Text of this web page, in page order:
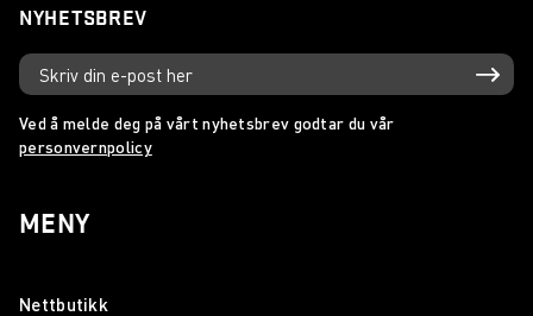
NYHETSBREV
Ved å melde deg på vårt nyhetsbrev godtar du vår
personvernpolicy
MENY
Nettbutikk